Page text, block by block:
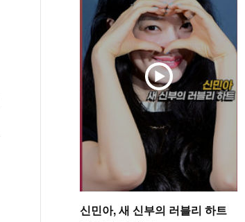
신민아, 새 신부의 러블리 하트